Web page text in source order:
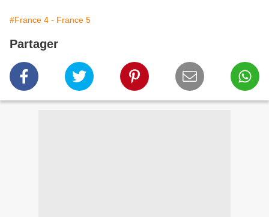
#France 4 - France 5
Partager